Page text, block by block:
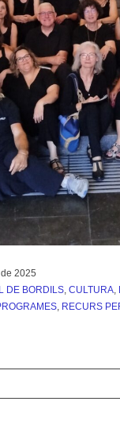
2025
DE BORDILS, CULTURA,
, RECURS